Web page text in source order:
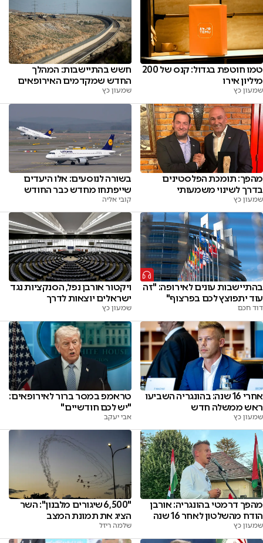
טמו חוטפת בגדול: קנס של 200
מיליון אירו
שמעון כץ
חשש בהתיישבות: המהלך
החדש שמקדמים האירופאים
שמעון כץ
מהפך: תומכת הפלסטינים
בדרך לשינוי משמעותי
שמעון כץ
בשורה לנוסעים: אלו היעדים
שייפתחו מחדש כבר החודש
קובי אליה
בהתיישבות עונים לאירופה: "זה
עוד יתפוצץ לכם בפרצוף"
דוד חכם
ויקטור אורבן נפל, הסנקציות נגד
ישראלים יוצאות לדרך
שמעון כץ
אחרי 16 שנה: בהונגריה השביעו
ראש ממשלה חדש
שמעון כץ
טראמפ במסר ברור לאירופאים:
"יש לכם חודשיים"
אבי יעקב
מהפך דרמטי בהונגריה: אורבן
הודח מהשלטון לאחר 16 שנה
שמעון כץ
"6,500 שיגורים מלבנון": השר
הציג את תמונת המצב
שלמה ריזל